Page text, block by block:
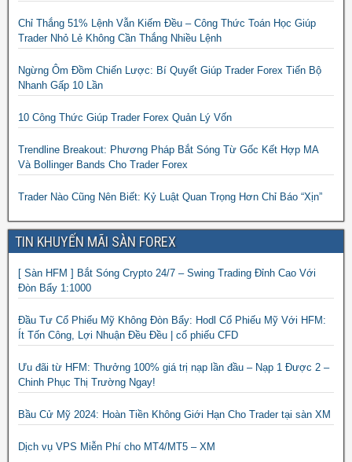
Chỉ Thắng 51% Lệnh Vẫn Kiếm Đều – Công Thức Toán Học Giúp
Trader Nhỏ Lẻ Không Cần Thắng Nhiều Lệnh
Ngừng Ôm Đồm Chiến Lược: Bí Quyết Giúp Trader Forex Tiến Bộ
Nhanh Gấp 10 Lần
10 Công Thức Giúp Trader Forex Quản Lý Vốn
Trendline Breakout: Phương Pháp Bắt Sóng Từ Gốc Kết Hợp MA
Và Bollinger Bands Cho Trader Forex
Trader Nào Cũng Nên Biết: Kỷ Luật Quan Trọng Hơn Chỉ Báo “Xịn”
TIN KHUYẾN MÃI SÀN FOREX
[ Sàn HFM ] Bắt Sóng Crypto 24/7 – Swing Trading Đỉnh Cao Với
Đòn Bẩy 1:1000
Đầu Tư Cổ Phiếu Mỹ Không Đòn Bẩy: Hodl Cổ Phiếu Mỹ Với HFM:
Ít Tốn Công, Lợi Nhuận Đều Đều | cổ phiếu CFD
Ưu đãi từ HFM: Thưởng 100% giá trị nạp lần đầu – Nạp 1 Được 2 –
Chinh Phục Thị Trường Ngay!
Bầu Cử Mỹ 2024: Hoàn Tiền Không Giới Hạn Cho Trader tại sàn XM
Dịch vụ VPS Miễn Phí cho MT4/MT5 – XM